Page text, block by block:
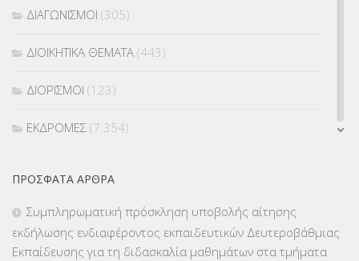
ΔΙΑΓΩΝΙΣΜΟΙ (305)
ΔΙΟΙΚΗΤΙΚΑ ΘΕΜΑΤΑ (443)
ΔΙΟΡΙΣΜΟΙ (123)
ΕΚΔΡΟΜΕΣ (7.354)
ΕΠΙΜΟΡΦΩΣΗ Τ.Π.Ε.(10)
ΠΡΌΣΦΑΤΑ ΆΡΘΡΑ
Συμπληρωματική πρόσκληση υποβολής αίτησης
εκδήλωσης ενδιαφέροντος εκπαιδευτικών Δευτεροβάθμιας
Εκπαίδευσης για τη διδασκαλία μαθημάτων στα τμήματα